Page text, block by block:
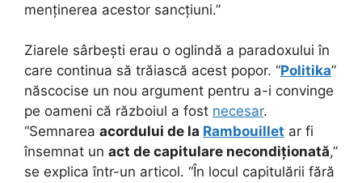
menținerea acestor sancțiuni.”
Ziarele sârbești erau o oglindă a paradoxului în
care continua să trăiască acest popor. “Politika”
născocise un nou argument pentru a-i convinge
pe oameni că războiul a fost necesar.
“Semnarea acordului de la Rambouillet ar fi
însemnat un act de capitulare necondiționată,”
se explica într-un articol. “În locul capitulării fără